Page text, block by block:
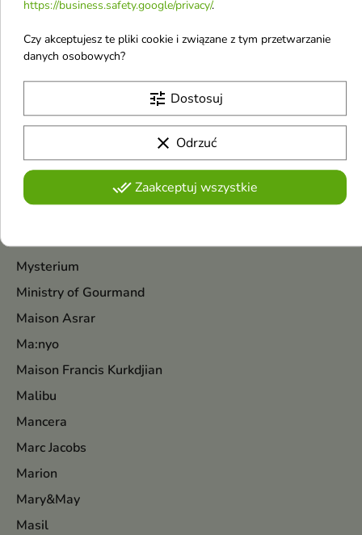
Max Factor
Moev
Mysterium
Ministry of Gourmand
Maison Asrar
Ma:nyo
Maison Francis Kurkdjian
Malibu
Mancera
Marc Jacobs
Marion
Mary&May
Masil
przebiegu łuszczycy, egzemy i
natłuszcza i koi podrażnieniaPokazano 1-7 z 7 pozycji
https://business.safety.google/privacy/.
Czy akceptujesz te pliki cookie i związane z tym przetwarzanie
danych osobowych?
tune Dostosuj
clear Odrzuć
done_allZaakceptuj wszystkie